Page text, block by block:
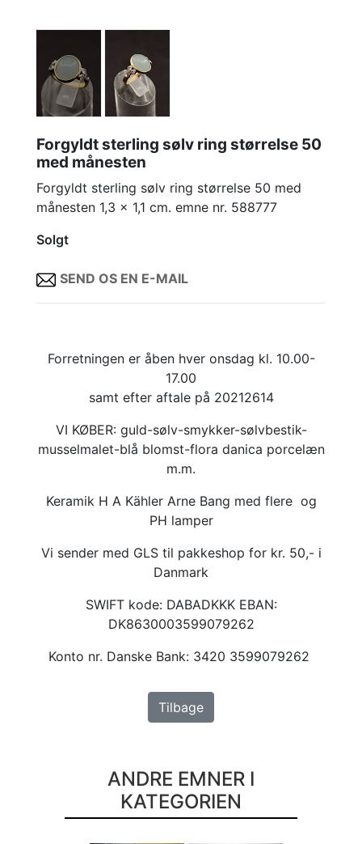
Forgyldt sterling sølv ring størrelse 50
med månesten
Forgyldt sterling sølv ring størrelse 50 med
månesten 1,3 x 1,1 cm. emne nr. 588777
Solgt
SEND OS EN E-MAIL
Forretningen er åben hver onsdag kl. 10.00-
17.00
samt efter aftale på 20212614
VI KØBER: guld-sølv-smykker-sølvbestik-
musselmalet-blå blomst-flora danica porcelæn
m.m.
Keramik H A Kähler Arne Bang med flere og
PH lamper
Vi sender med GLS til pakkeshop for kr. 50,- i
Danmark
SWIFT kode: DABADKKK EBAN:
DK8630003599079262
Konto nr. Danske Bank: 3420 3599079262
Tilbage
ANDRE EMNER I
KATEGORIEN